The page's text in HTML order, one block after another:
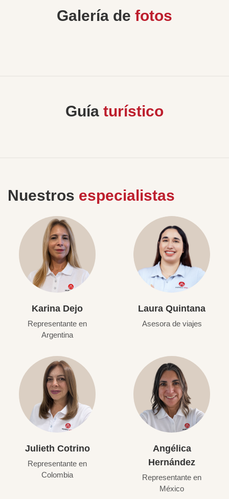
Galería de fotos
Guía turístico
Nuestros especialistas
Karina Dejo
Representante en
Argentina
Laura Quintana
Asesora de viajes
Julieth Cotrino
Representante en
Colombia
Angélica
Hernández
Representante en
México